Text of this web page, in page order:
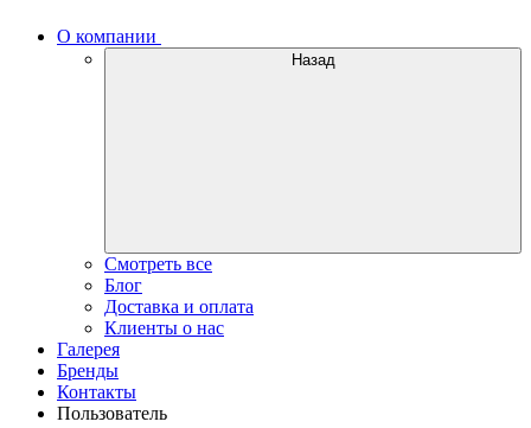
О компании
Назад
Смотреть все
Блог
Доставка и оплата
Клиенты о нас
Галерея
Бренды
Контакты
Пользователь